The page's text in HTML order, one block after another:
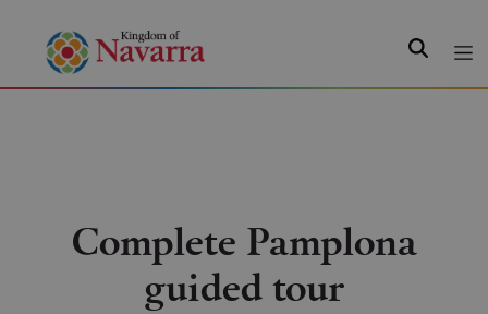
Search
Complete Pamplona
guided tour